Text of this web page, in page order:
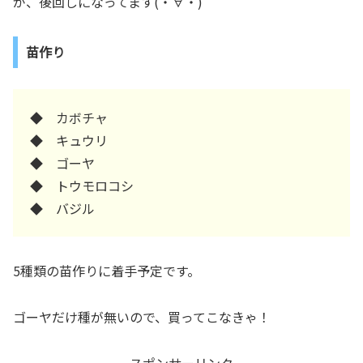
苗作り
◆ カボチャ
◆ キュウリ
◆ ゴーヤ
◆ トウモロコシ
◆ バジル
5種類の苗作りに着手予定です。
ゴーヤだけ種が無いので、買ってこなきゃ！